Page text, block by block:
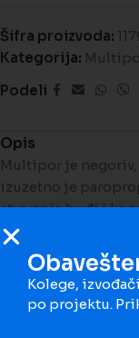
Šifra proizvoda:
Kategorija:
Podeli
Opis
Multipor je
izuzetno je
stvaranje buđi i
sastavu Multipor
termoizolaciju,
da „dišu“,
Kolege,
po projektu.